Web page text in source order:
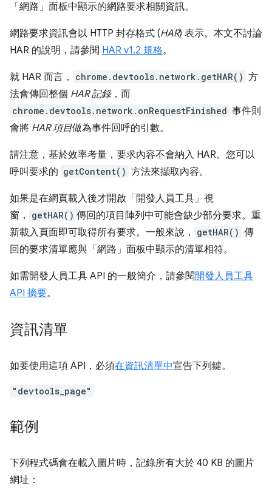
「網路」面板中顯示的網路要求相關資訊。
網路要求資訊會以 HTTP 封存格式 (HAR) 表示。本文不討論
HAR 的說明，請參閱 HAR v1.2 規格。
就 HAR 而言， chrome.devtools.network.getHAR() 方
法會傳回整個 HAR 記錄，而
chrome.devtools.network.onRequestFinished 事件則
會將 HAR 項目做為事件回呼的引數。
請注意，基於效率考量，要求內容不會納入 HAR。您可以
呼叫要求的 getContent() 方法來擷取內容。
如果是在網頁載入後才開啟「開發人員工具」視
窗，
getHAR() 傳回的項目陣列中可能會缺少部分要求。重
新載入頁面即可取得所有要求。一般來說，
getHAR() 傳
回的要求清單應與「網路」面板中顯示的清單相符。
如需開發人員工具 API 的一般簡介，請參閱 開發人員工具
API 摘要。
資訊清單
如要使用這項 API，必須在資訊清單中宣告下列鍵。
"devtools_page"
範例
下列程式碼會在載入圖片時，記錄所有大於 40 KB 的圖片
網址：